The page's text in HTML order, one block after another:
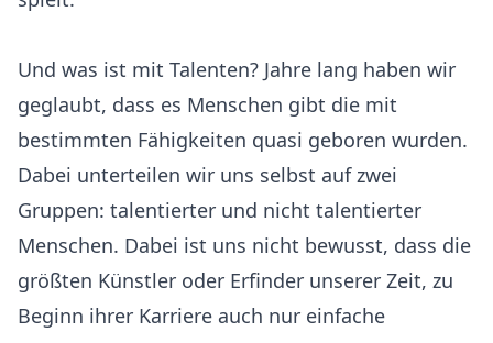
Und was ist mit Talenten? Jahre lang haben wir
geglaubt, dass es Menschen gibt die mit
bestimmten Fähigkeiten quasi geboren wurden.
Dabei unterteilen wir uns selbst auf zwei
Gruppen: talentierter und nicht talentierter
Menschen. Dabei ist uns nicht bewusst, dass die
größten Künstler oder Erfinder unserer Zeit, zu
Beginn ihrer Karriere auch nur einfache